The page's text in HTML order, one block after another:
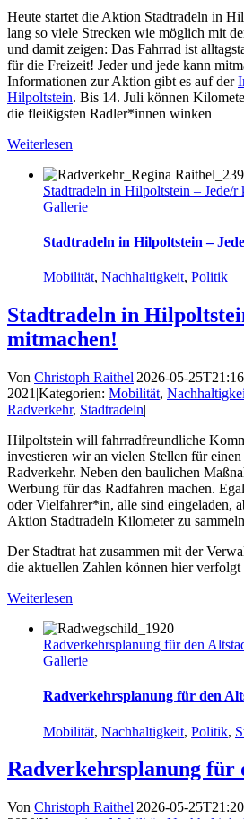
Heute startet die Aktion Stadtradeln in
lang so viele Strecken wie möglich mit
und damit zeigen: Das Fahrrad ist
für die Freizeit! Jeder und jede kann
Informationen zur Aktion gibt es auf der
Hilpoltstein. Bis 14. Juli können
die fleißigsten Radler*innen winken
Weiterlesen
Stadtradeln in Hilpoltstein – Jede/r
Gallerie
Stadtradeln in Hilpoltstein –
Mobilität, Nachhaltigkeit, Politik
Stadtradeln in
mitmachen!
Von Christoph Raithel|2026-05-
2021 |Kategorien: Mobilität,
Radverkehr, Stadtradeln|
Hilpoltstein will fahrradfreundliche
investieren wir an vielen Stellen für
Radverkehr. Neben den baulichen
Werbung für das Radfahren machen.
oder Vielfahrer*in, alle sind eingeladen,
Aktion Stadtradeln Kilometer zu
Der Stadtrat hat zusammen mit der
die aktuellen Zahlen können hier verfolgt
Weiterlesen
Radverkehrsplanung für den
Gallerie
Radverkehrsplanung für den
Mobilität, Nachhaltigkeit, Politik,
Radverkehrsplanung für
Von Christoph Raithel|2026-05-